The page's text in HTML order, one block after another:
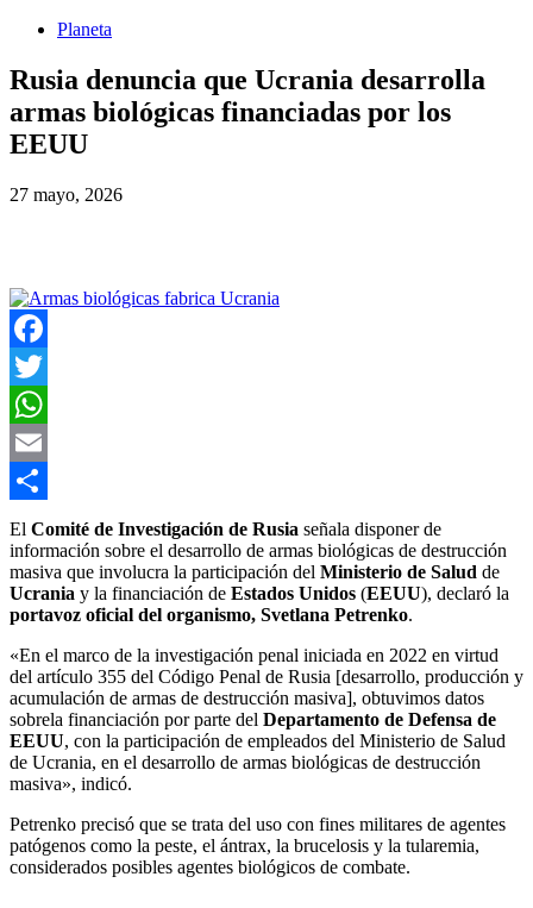
Planeta
Rusia denuncia que Ucrania desarrolla
armas biológicas financiadas por los
EEUU
27 mayo, 2026
Facebook
Twitter
WhatsApp
Email
Compartir
El Comité de Investigación de Rusia señala disponer de
información sobre el desarrollo de armas biológicas de destrucción
masiva que involucra la participación del Ministerio de Salud de
Ucrania y la financiación de Estados Unidos (EEUU), declaró la
portavoz oficial del organismo, Svetlana Petrenko.
«En el marco de la investigación penal iniciada en 2022 en virtud
del artículo 355 del Código Penal de Rusia [desarrollo, producción y
acumulación de armas de destrucción masiva], obtuvimos datos
sobrela financiación por parte del Departamento de Defensa de
EEUU, con la participación de empleados del Ministerio de Salud
de Ucrania, en el desarrollo de armas biológicas de destrucción
masiva», indicó.
Petrenko precisó que se trata del uso con fines militares de agentes
patógenos como la peste, el ántrax, la brucelosis y la tularemia,
considerados posibles agentes biológicos de combate.